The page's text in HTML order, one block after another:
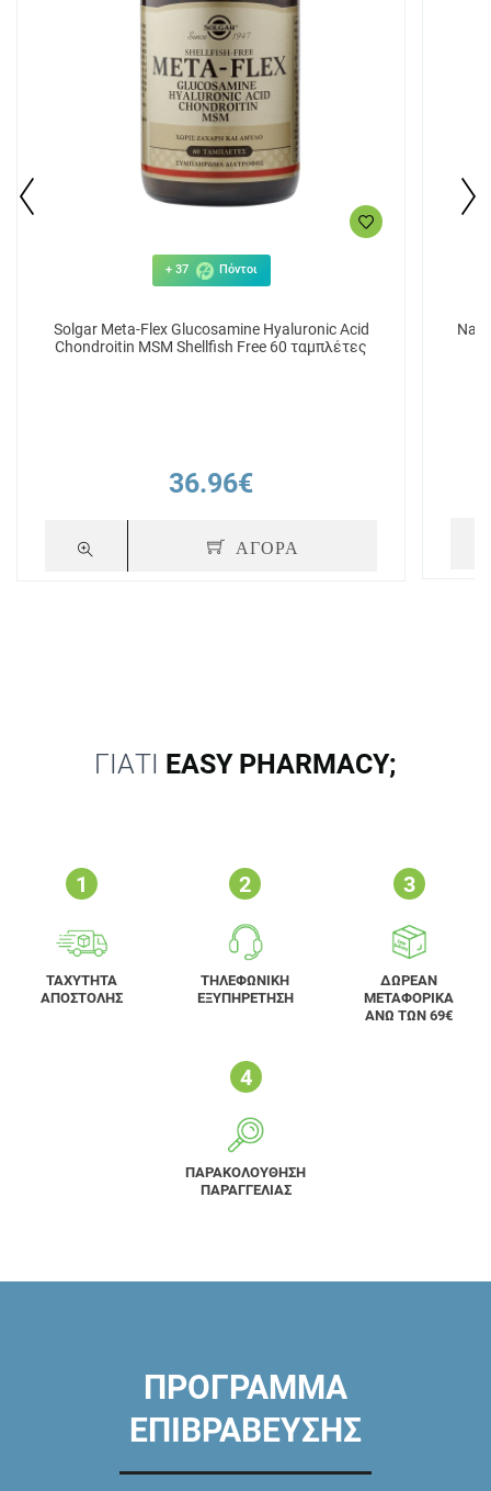
+ 37 Πόντοι
Solgar Meta-Flex Glucosamine Hyaluronic Acid
Chondroitin MSM Shellfish Free 60 ταμπλέτες
36.96€
ΑΓΟΡΑ
ΓΙΑΤΙ EASY PHARMACY;
ΤΑΧΥΤΗΤΑ
ΑΠΟΣΤΟΛΗΣ
ΤΗΛΕΦΩΝΙΚΗ
ΕΞΥΠΗΡΕΤΗΣΗ
ΔΩΡΕΑΝ
ΜΕΤΑΦΟΡΙΚΑ
ΑΝΩ ΤΩΝ 69€
ΠΑΡΑΚΟΛΟΥΘΗΣΗ
ΠΑΡΑΓΓΕΛΙΑΣ
ΠΡΟΓΡΑΜΜΑ
ΕΠΙΒΡΑΒΕΥΣΗΣ